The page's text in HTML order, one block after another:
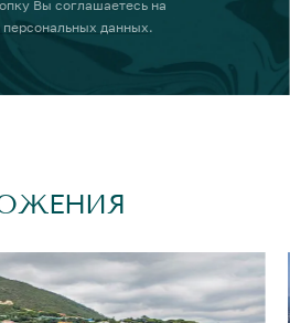
Вы соглашаетесь на
персональных данных.